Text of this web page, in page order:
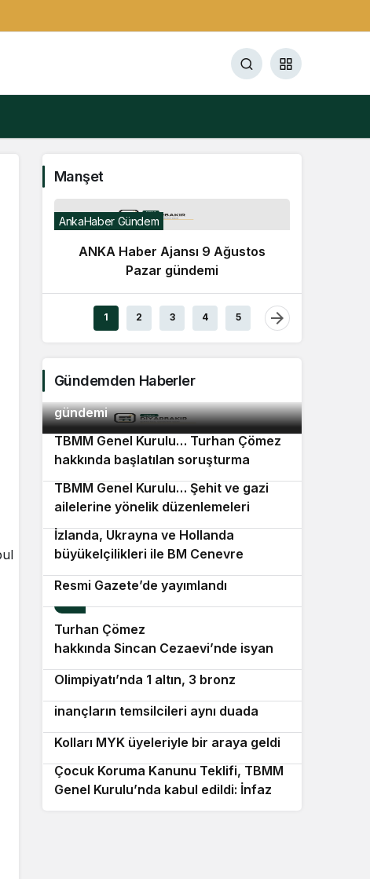
Manşet
AnkaHaber Gündem
ANKA Haber Ajansı 9 Ağustos
Pazar gündemi
1 2 3 4 5
Gündemden Haberler
gündemi
2
TBMM Genel Kurulu… Turhan Çömez
hakkında başlatılan soruşturma
“kürsü dokunulmazlığı” tartışmasına
neden oldu
3
TBMM Genel Kurulu… Şehit ve gazi
ailelerine yönelik düzenlemeleri
içeren kanun teklifinin görüşmeleri
başladı
4
İzlanda, Ukrayna ve Hollanda
büyükelçilikleri ile BM Cenevre
Ofisi Daimi Temsilciliği’ne atama
5
Resmi Gazete’de yayımlandı
Turhan Çömez
hakkında Sincan Cezaevi’nde isyan
çıktığı yönündeki açıklamaları
nedeniyle soruşturma başlatıldı
7
Olimpiyatı’nda 1 altın, 3 bronz
madalya
inançların temsilcileri aynı duada
buluştu
Kolları MYK üyeleriyle bir araya geldi
10
Çocuk Koruma Kanunu Teklifi, TBMM
Genel Kurulu’nda kabul edildi: İnfaz ve